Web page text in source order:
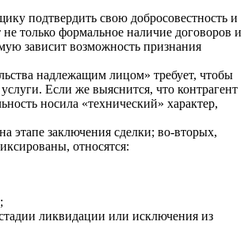
подтвердить свою добросовестность и
только формальное наличие договоров и
зависит возможность признания
надлежащим лицом» требует, чтобы
Если же выяснится, что контрагент
носила «технический» характер,
этапе заключения сделки; во-вторых,
относятся:
ликвидации или исключения из